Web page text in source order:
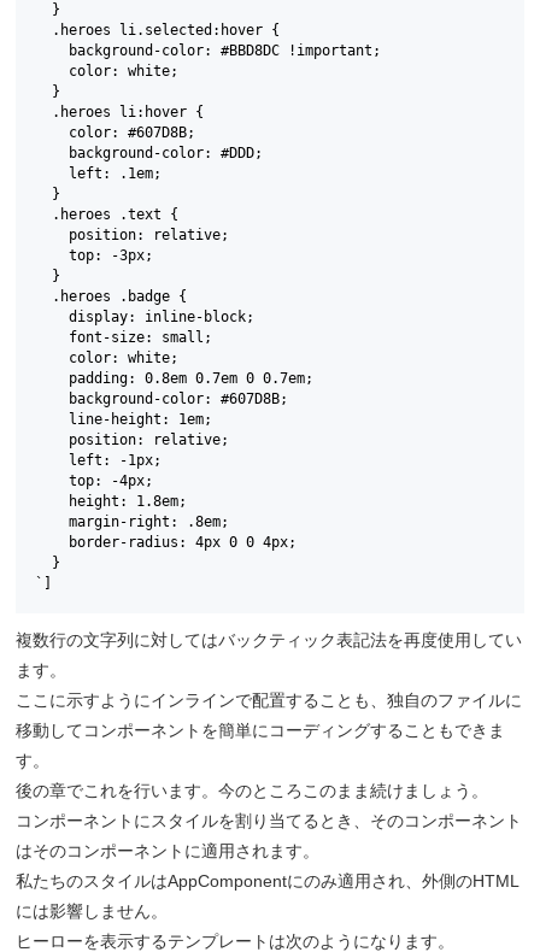
  }
  .heroes li.selected:hover {
    background-color: #BBD8DC !important;
    color: white;
  }
  .heroes li:hover {
    color: #607D8B;
    background-color: #DDD;
    left: .1em;
  }
  .heroes .text {
    position: relative;
    top: -3px;
  }
  .heroes .badge {
    display: inline-block;
    font-size: small;
    color: white;
    padding: 0.8em 0.7em 0 0.7em;
    background-color: #607D8B;
    line-height: 1em;
    position: relative;
    left: -1px;
    top: -4px;
    height: 1.8em;
    margin-right: .8em;
    border-radius: 4px 0 0 4px;
  }
`]
複数行の文字列に対してはバックティック表記法を再度使用してい
ます。
ここに示すようにインラインで配置することも、独自のファイルに
移動してコンポーネントを簡単にコーディングすることもできま
す。
後の章でこれを行います。今のところこのまま続けましょう。
コンポーネントにスタイルを割り当てるとき、そのコンポーネント
はそのコンポーネントに適用されます。
私たちのスタイルはAppComponentにのみ適用され、外側のHTML
には影響しません。
ヒーローを表示するテンプレートは次のようになります。